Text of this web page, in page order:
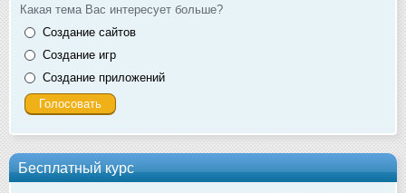
Какая тема Вас интересует больше?
Создание сайтов
Создание игр
Создание приложений
Бесплатный курс